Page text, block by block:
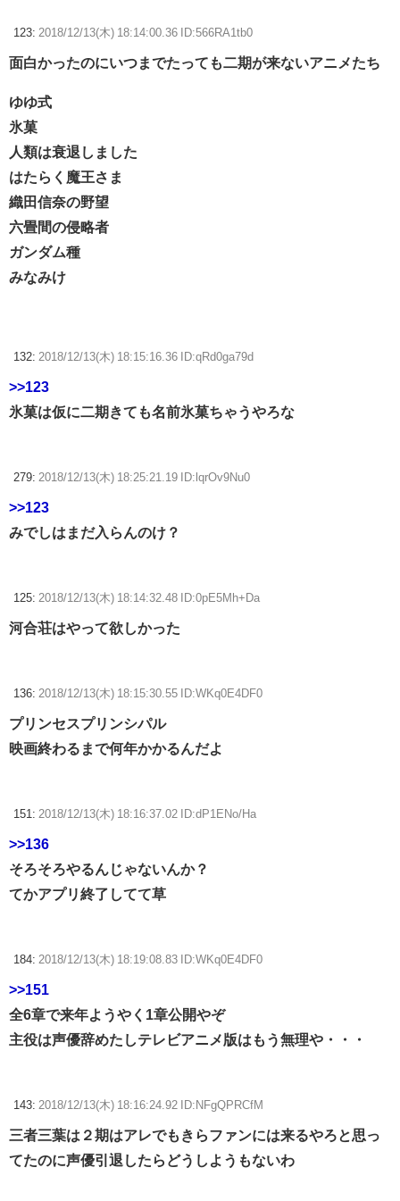
123: 2018/12/13(木) 18:14:00.36 ID:566RA1tb0
面白かったのにいつまでたっても二期が来ないアニメたち
ゆゆ式
氷菓
人類は衰退しました
はたらく魔王さま
織田信奈の野望
六畳間の侵略者
ガンダム種
みなみけ
132: 2018/12/13(木) 18:15:16.36 ID:qRd0ga79d
>>123
氷菓は仮に二期きても名前氷菓ちゃうやろな
279: 2018/12/13(木) 18:25:21.19 ID:lqrOv9Nu0
>>123
みでしはまだ入らんのけ？
125: 2018/12/13(木) 18:14:32.48 ID:0pE5Mh+Da
河合荘はやって欲しかった
136: 2018/12/13(木) 18:15:30.55 ID:WKq0E4DF0
プリンセスプリンシパル
映画終わるまで何年かかるんだよ
151: 2018/12/13(木) 18:16:37.02 ID:dP1ENo/Ha
>>136
そろそろやるんじゃないんか？
てかアプリ終了してて草
184: 2018/12/13(木) 18:19:08.83 ID:WKq0E4DF0
>>151
全6章で来年ようやく1章公開やぞ
主役は声優辞めたしテレビアニメ版はもう無理や・・・
143: 2018/12/13(木) 18:16:24.92 ID:NFgQPRCfM
三者三葉は２期はアレでもきらファンには来るやろと思っ
てたのに声優引退したらどうしようもないわ